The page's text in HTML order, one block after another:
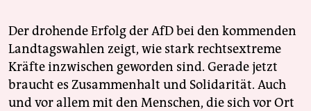
Der drohende Erfolg der AfD bei den kommenden
Landtagswahlen zeigt, wie stark rechtsextreme
Kräfte inzwischen geworden sind. Gerade jetzt
braucht es Zusammenhalt und Solidarität. Auch
und vor allem mit den Menschen, die sich vor Ort